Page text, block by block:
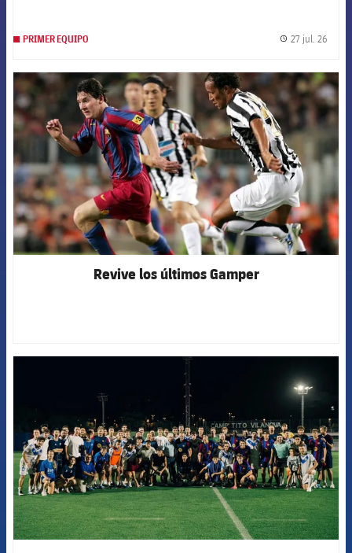
PRIMER EQUIPO 27 jul. 26
FCB Barcelona badge
Revive los últimos Gamper
FCB Barcelona badge